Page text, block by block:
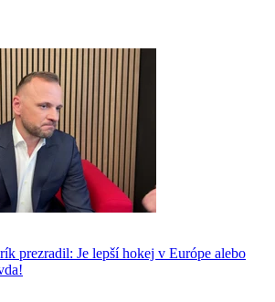
prezradil: Je lepší hokej v Európe alebo